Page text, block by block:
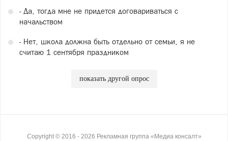
- Да, тогда мне не придется договариваться с
начальством
- Нет, школа должна быть отдельно от семьи, я не
считаю 1 сентября праздником
показать другой опрос
Copyright © 2016 - 2026 Рекламная группа «Медиа консалт»